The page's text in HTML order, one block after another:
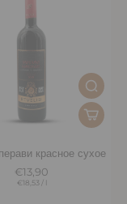
красное сухое
€13,90
€18,53/ l